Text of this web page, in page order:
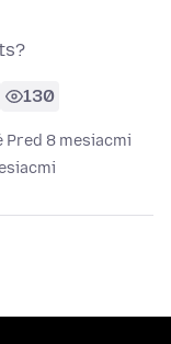
130
Pred 8 mesiacmi